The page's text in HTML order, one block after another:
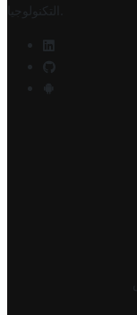
التكنولوجيا